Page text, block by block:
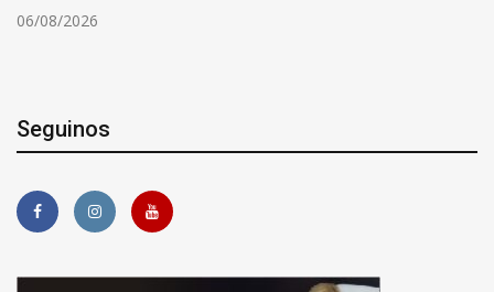
06/08/2026
Seguinos